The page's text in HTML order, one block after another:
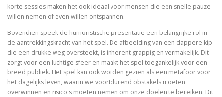
korte sessies maken het ook ideaal voor mensen die een snelle pauze
willen nemen of even willen ontspannen.
Bovendien speelt de humoristische presentatie een belangrijke rol in
de aantrekkingskracht van het spel. De afbeelding van een dappere kip
die een drukke weg oversteekt, is inherent grappig en vermakelijk. Dit
zorgt voor een luchtige sfeer en maakt het spel toegankelijk voor een
breed publiek. Het spel kan ook worden gezien als een metafoor voor
het dagelijks leven, waarin we voortdurend obstakels moeten
overwinnen en risico's moeten nemen om onze doelen te bereiken. Dit